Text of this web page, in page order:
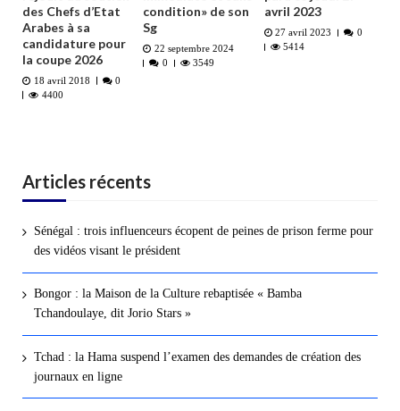
des Chefs d’Etat
Arabes à sa
candidature pour
la coupe 2026
18 avril 2018
0
4400
condition» de son
Sg
22 septembre 2024
0
3549
avril 2023
27 avril 2023
0
5414
Articles récents
Sénégal : trois influenceurs écopent de peines de prison ferme pour
des vidéos visant le président
Bongor : la Maison de la Culture rebaptisée « Bamba
Tchandoulaye, dit Jorio Stars »
Tchad : la Hama suspend l’examen des demandes de création des
journaux en ligne